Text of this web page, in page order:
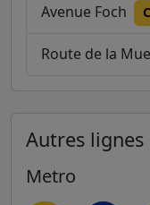
Avenue Foch C
Route de la
Autres lignes
Metro